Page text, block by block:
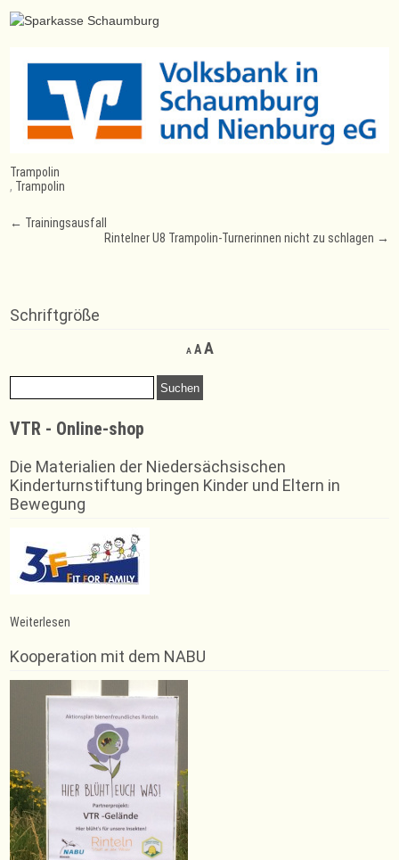
Trampolin
, Trampolin
Post
← Trainingsausfall
Rintelner U8 Trampolin-Turnerinnen nicht zu schlagen →
Schriftgröße
A
Decrease
font
AReset
size.
AIncrease
Suchen
nach:
VTR - Online-shop
Die Materialien der Niedersächsischen
Kinderturnstiftung bringen Kinder und Eltern in
Bewegung
Weiterlesen
Bezirksmeisterschaften
für
Trampolinerinnen
Kooperation mit dem NABU